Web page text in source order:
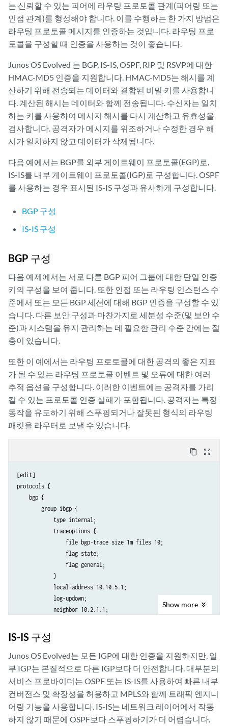
는 신뢰할 수 있는 피어에 라우팅 프로토콜 관계(피어링 또는
인접 관계)를 형성해야 합니다. 이를 수행하는 한 가지 방법은
라우팅 프로토콜 메시지를 인증하는 것입니다. 라우팅 프로
토콜을 구성할 때 인증을 사용하는 것이 좋습니다.
Junos OS Evolved 는 BGP, IS-IS, OSPF, RIP 및 RSVP에 대한
HMAC-MD5 인증을 지원합니다. HMAC-MD5는 해시를 계
산하기 위해 전송되는 데이터와 결합된 비밀 키를 사용합니
다. 계산된 해시는 데이터와 함께 전송됩니다. 수신자는 일치
하는 키를 사용하여 메시지 해시를 다시 계산하고 유효성을
검사합니다. 공격자가 메시지를 위조하거나 수정한 경우 해
시가 일치하지 않고 데이터가 삭제됩니다.
다음 예에서는 BGP를 외부 게이트웨이 프로토콜(EGP)로,
IS-IS를 내부 게이트웨이 프로토콜(IGP)로 구성합니다. OSPF
를 사용하는 경우 표시된 IS-IS 구성과 유사하게 구성합니다.
BGP 구성
IS-IS 구성
BGP 구성
다음 예제에서는 서로 다른 BGP 피어 그룹에 대한 단일 인증
키의 구성을 보여 줍니다. 또한 인접 또는 라우팅 인스턴스 수
준에서 또는 모든 BGP 세션에 대해 BGP 인증을 구성할 수 있
습니다. 다른 보안 구성과 마찬가지로 세분성 수준(및 보안 수
준)과 시스템을 유지 관리하는 데 필요한 관리 수준 간에는 절
충이 있습니다.
또한 이 예에서는 라우팅 프로토콜에 대한 공격의 좋은 지표
가 될 수 있는 라우팅 프로토콜 이벤트 및 오류에 대한 여러
추적 옵션을 구성합니다. 이러한 이벤트에는 공격자를 가리
킬 수 있는 프로토콜 인증 실패가 포함됩니다. 공격자는 특정
동작을 유도하기 위해 스푸핑되거나 잘못된 형식의 라우팅
패킷을 라우터로 보낼 수 있습니다.
content_copy zoom_out_map
[edit]
protocols {
    bgp {
        group ibgp {
            type internal;
            traceoptions {
                file bgp-trace size 1m files 10;
                flag state;
                flag general;
            }
            local-address 10.10.5.1;
            log-updown;
            neighbor 10.2.1.1;
        }
        group ebgp {
            type external;
            traceoptions {
                file ebgp-trace size 10m files 10;
                flag state;
                flag general;
            }
            local-address 10.10.5.1;
Show more
IS-IS 구성
Junos OS Evolved는 모든 IGP에 대한 인증을 지원하지만, 일
부 IGP는 본질적으로 다른 IGP보다 더 안전합니다. 대부분의
서비스 프로바이더는 OSPF 또는 IS-IS를 사용하여 빠른 내부
컨버전스 및 확장성을 허용하고 MPLS와 함께 트래픽 엔지니
어링 기능을 사용합니다. IS-IS는 네트워크 레이어에서 작동
하지 않기 때문에 OSPF보다 스푸핑하기가 더 어렵습니다.